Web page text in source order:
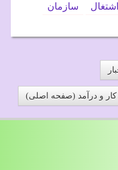
اشتغال
سازمان
کار و درآمد (صفحه اصلی)